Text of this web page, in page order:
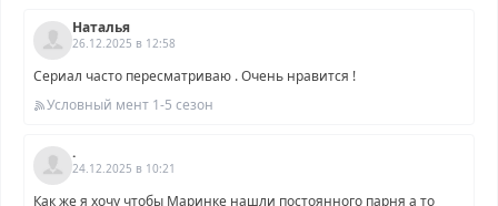
Наталья
26.12.2025 в 12:58
Сериал часто пересматриваю . Очень нравится !
Условный мент 1-5 сезон
.
24.12.2025 в 10:21
Как же я хочу чтобы Маринке нашли постоянного парня а то